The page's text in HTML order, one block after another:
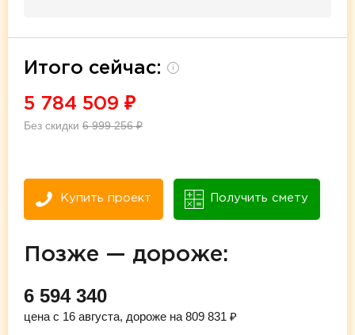
Итого сейчас: i
5 784 509 ₽
Без скидки 6 999 256₽
Купить проект Получить смету
Позже — дороже:
6 594 340
цена с 16 августа, дороже на 809 831 ₽